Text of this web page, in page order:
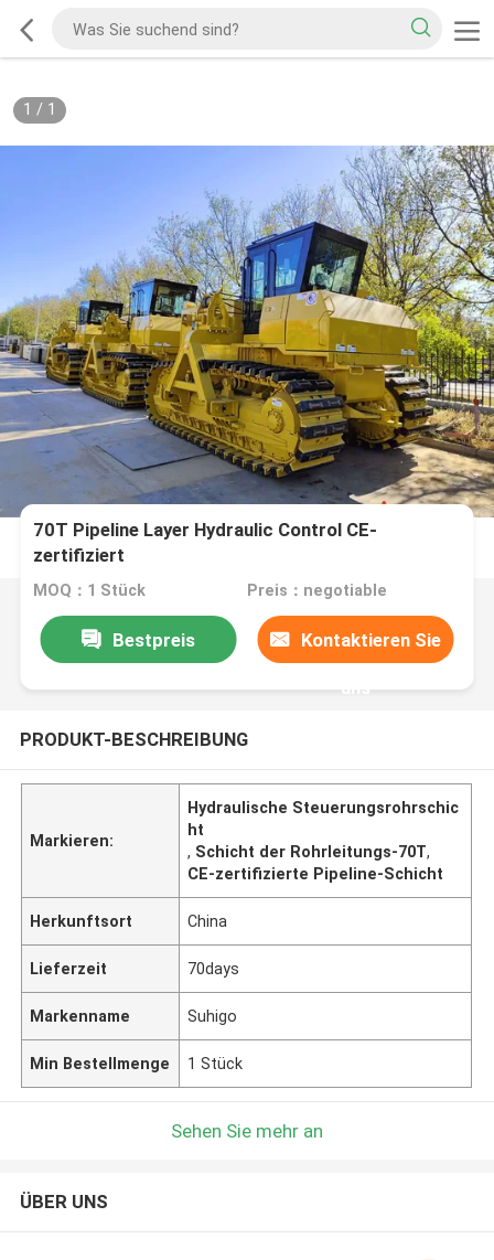
1 / 1
70T Pipeline Layer Hydraulic Control CE-
zertifiziert
MOQ：1 Stück Preis：negotiable
Bestpreis Kontaktieren Sie
uns
PRODUKT-BESCHREIBUNG
Markieren:
Hydraulische Steuerungsrohrschic
ht
, Schicht der Rohrleitungs-70T,
CE-zertifizierte Pipeline-Schicht
Herkunftsort China
Lieferzeit 70days
Markenname Suhigo
Min Bestellmenge 1 Stück
Sehen Sie mehr an
ÜBER UNS